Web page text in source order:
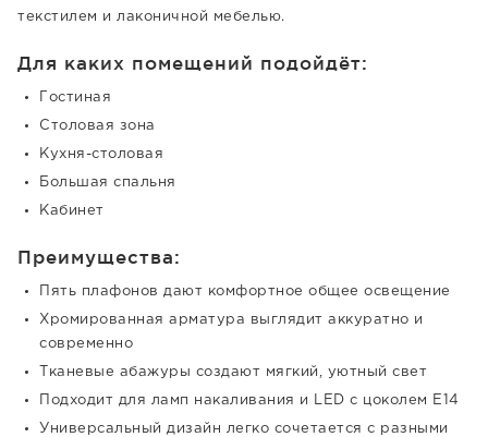
текстилем и лаконичной мебелью.
Для каких помещений подойдёт:
Гостиная
Столовая зона
Кухня-столовая
Большая спальня
Кабинет
Преимущества:
Пять плафонов дают комфортное общее освещение
Хромированная арматура выглядит аккуратно и
современно
Тканевые абажуры создают мягкий, уютный свет
Подходит для ламп накаливания и LED с цоколем E14
Универсальный дизайн легко сочетается с разными